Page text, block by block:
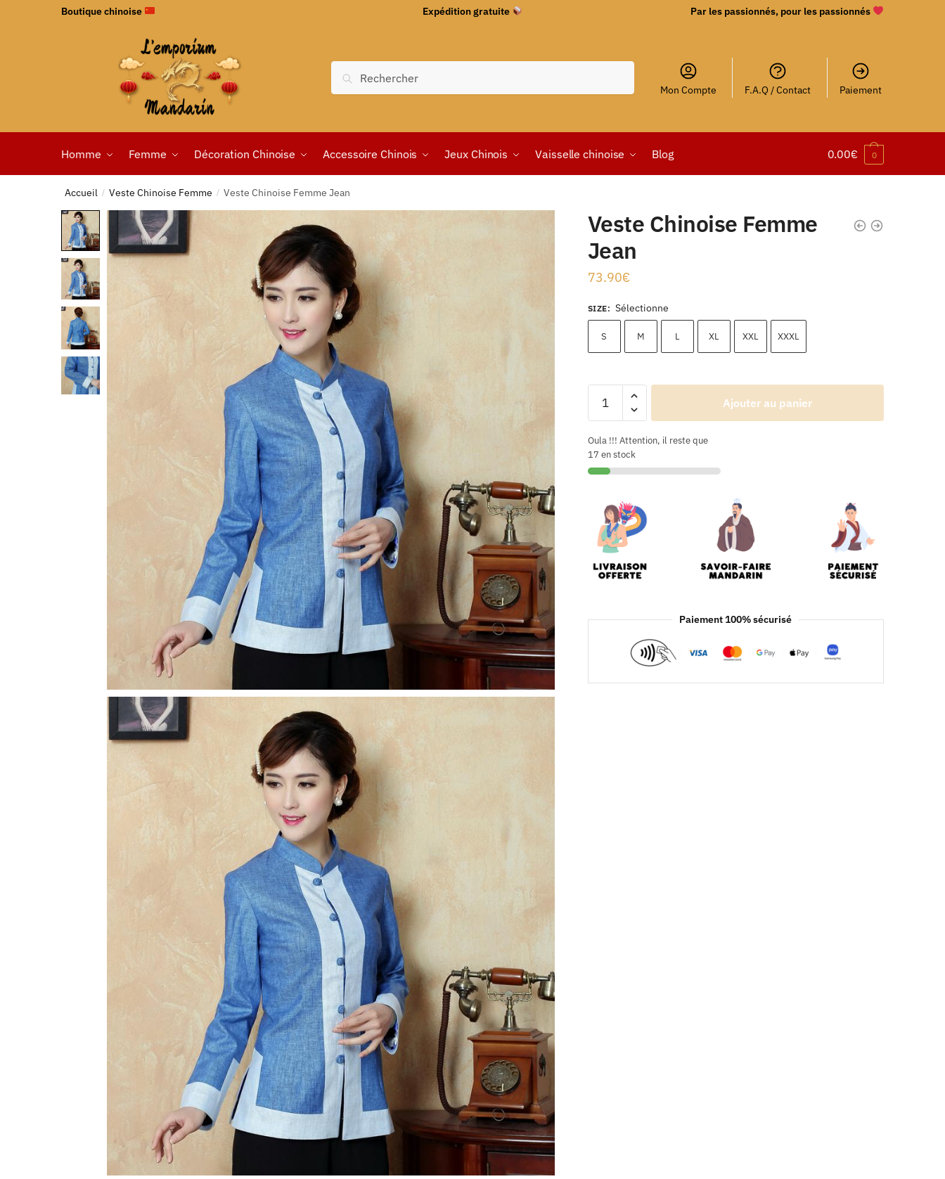
Boutique chinoise Expédition gratuite Par les passionnés, pour les passionnés
Recherche
Mon Compte F.A.Q / Contact Paiement
Homme Femme Décoration Chinoise Accessoire Chinois Jeux Chinois Vaisselle chinoise Blog 0.00€ 0
Accueil / Veste Chinoise Femme / Veste Chinoise Femme Jean
Veste Chinoise Femme
Jean
73.90€
SIZE: Sélectionne
S M L XL XXL XXXL
Ajouter au panier
Oula !!! Attention, il reste que
17 en stock
Paiement 100% sécurisé